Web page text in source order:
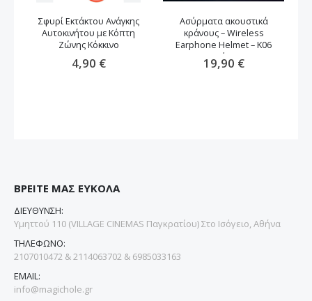
Σφυρί Εκτάκτου Ανάγκης
Αυτοκινήτου με Κόπτη
Ζώνης Κόκκινο
4,90 €
Ασύρματα ακουστικά
κράνους – Wireless
Earphone Helmet – K06
μαύρο
19,90 €
ΒΡΕΙΤΕ ΜΑΣ ΕΥΚΟΛΑ
ΔΙΕΥΘΥΝΣΗ:
Υμηττού 110 (VILLAGE CINEMAS Παγκρατίου) Στο Ισόγειο, Αθήνα
ΤΗΛΕΦΩΝΟ:
2107010472 & 2114063702 & 6985033163
EMAIL:
info@magichole.gr